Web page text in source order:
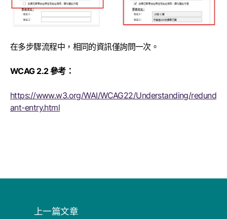
在多步驟流程中，相同的資訊僅詢問一次。
WCAG 2.2 參考：
https://www.w3.org/WAI/WCAG22/Understanding/redund
ant-entry.html
上一篇文章